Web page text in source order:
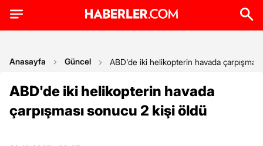
Anasayfa Güncel ABD'de iki helikopterin havada
ABD'de iki helikopterin havada
çarpışması sonucu 2 kişi öldü